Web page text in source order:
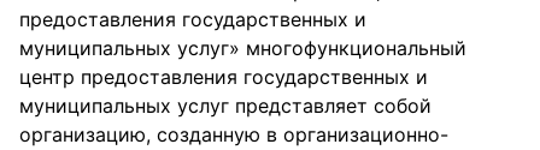
предоставления государственных и
муниципальных услуг» многофункциональный
центр предоставления государственных и
муниципальных услуг представляет собой
организацию, созданную в организационно-